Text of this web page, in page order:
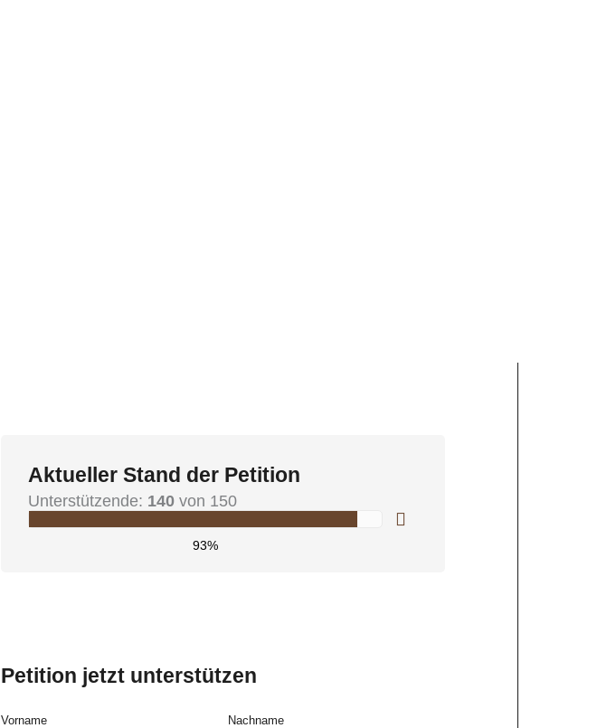
Aktueller Stand der Petition
Unterstützende: 140 von 150
93%
Petition jetzt unterstützen
Vorname Nachname